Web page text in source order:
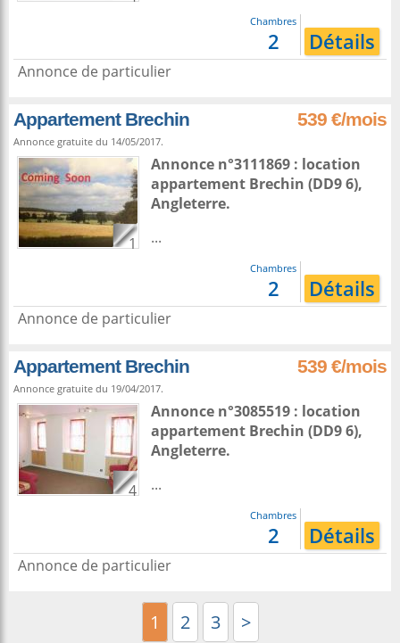
Chambres
2 Détails
Annonce de particulier
Appartement Brechin 539 €/mois
Annonce gratuite du 14/05/2017.
1
Annonce n°3111869 : location
appartement Brechin (DD9 6),
Angleterre.
...
Chambres
2 Détails
Annonce de particulier
Appartement Brechin 539 €/mois
Annonce gratuite du 19/04/2017.
4
Annonce n°3085519 : location
appartement Brechin (DD9 6),
Angleterre.
...
Chambres
2 Détails
Annonce de particulier
1 2 3 >